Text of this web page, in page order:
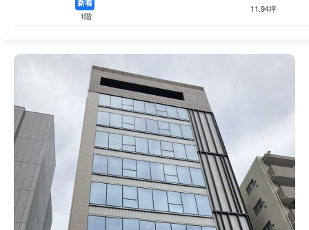
新着
1階
11.94坪